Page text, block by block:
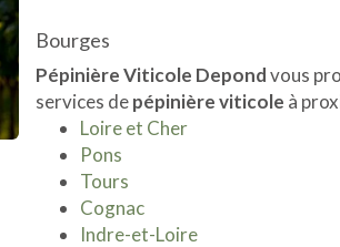
Bourges
Pépinière Viticole Depondvous
services depépinière viticole à
Loire et Cher
Pons
Tours
Cognac
Indre-et-Loire